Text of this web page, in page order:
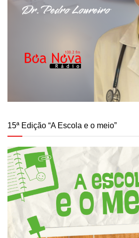
15ª Edição “A Escola e o meio”